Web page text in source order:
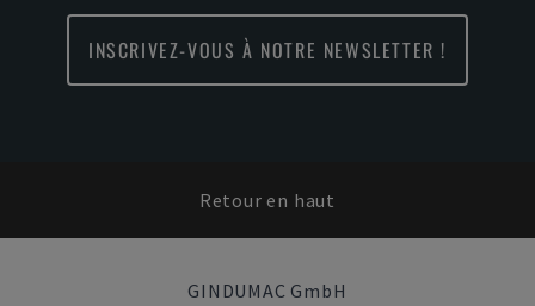
INSCRIVEZ-VOUS À NOTRE NEWSLETTER !
Retour en haut
GINDUMAC GmbH